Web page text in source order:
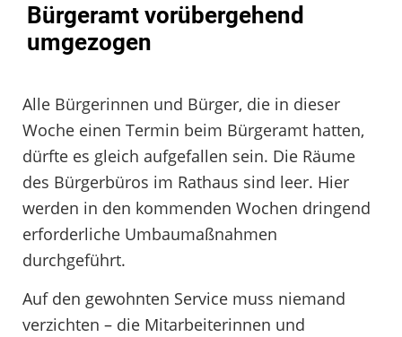
Bürgeramt vorübergehend
umgezogen
Alle Bürgerinnen und Bürger, die in dieser
Woche einen Termin beim Bürgeramt hatten,
dürfte es gleich aufgefallen sein. Die Räume
des Bürgerbüros im Rathaus sind leer. Hier
werden in den kommenden Wochen dringend
erforderliche Umbaumaßnahmen
durchgeführt.
Auf den gewohnten Service muss niemand
verzichten – die Mitarbeiterinnen und